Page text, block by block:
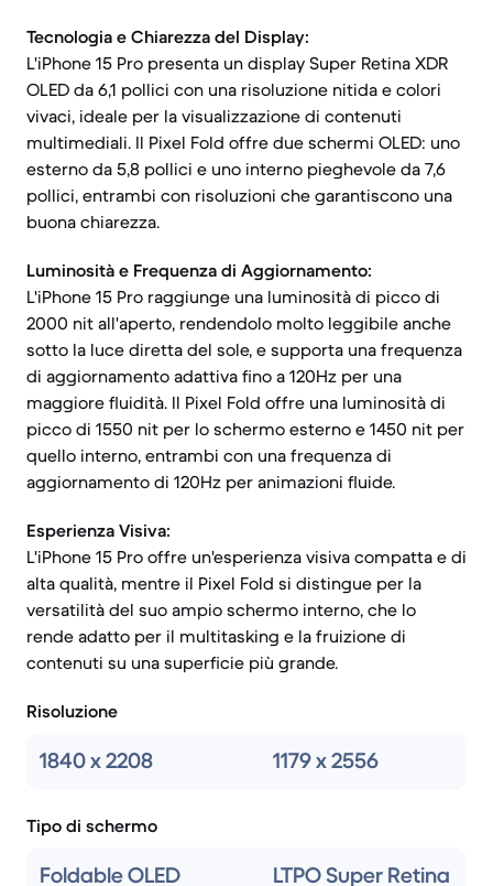
Tecnologia e Chiarezza del Display:
L'iPhone 15 Pro presenta un display Super Retina XDR
OLED da 6,1 pollici con una risoluzione nitida e colori
vivaci, ideale per la visualizzazione di contenuti
multimediali. Il Pixel Fold offre due schermi OLED: uno
esterno da 5,8 pollici e uno interno pieghevole da 7,6
pollici, entrambi con risoluzioni che garantiscono una
buona chiarezza.
Luminosità e Frequenza di Aggiornamento:
L'iPhone 15 Pro raggiunge una luminosità di picco di
2000 nit all'aperto, rendendolo molto leggibile anche
sotto la luce diretta del sole, e supporta una frequenza
di aggiornamento adattiva fino a 120Hz per una
maggiore fluidità. Il Pixel Fold offre una luminosità di
picco di 1550 nit per lo schermo esterno e 1450 nit per
quello interno, entrambi con una frequenza di
aggiornamento di 120Hz per animazioni fluide.
Esperienza Visiva:
L'iPhone 15 Pro offre un'esperienza visiva compatta e di
alta qualità, mentre il Pixel Fold si distingue per la
versatilità del suo ampio schermo interno, che lo
rende adatto per il multitasking e la fruizione di
contenuti su una superficie più grande.
Risoluzione
1840 x 2208 1179 x 2556
Tipo di schermo
Foldable OLED LTPO Super Retina